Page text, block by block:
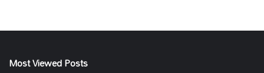
Most Viewed Posts